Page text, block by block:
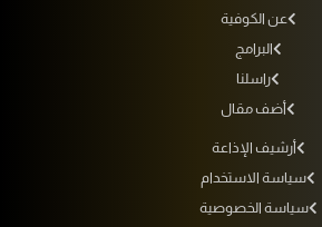
عن الكوفية
البرامج
راسلنا
أضف مقال
أرشيف الإذاعة
سياسة الاستخدام
سياسة الخصوصية